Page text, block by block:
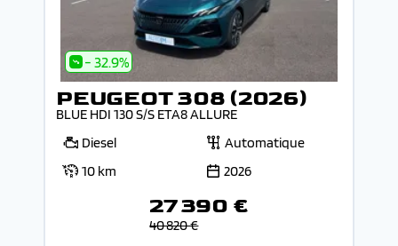
- 32.9%
PEUGEOT 308 (2026)
BLUE HDI 130 S/S ETA8 ALLURE
Diesel
Automatique
10 km
2026
27 390 €
40 820 €